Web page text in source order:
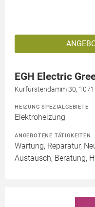
EGH Electric
Kurfürstendamm 30,
HEIZUNG SPEZIALGEBIETE
Elektroheizung
ANGEBOTENE TÄTIGKEITEN
Wartung, Reparatur,
Austausch, Beratung,